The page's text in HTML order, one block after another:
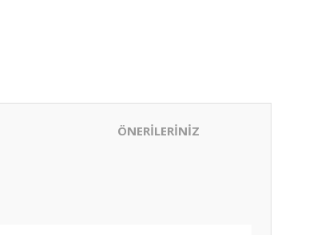
ÖNERİLERİNİZ